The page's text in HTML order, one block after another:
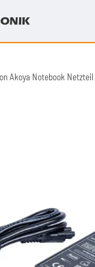
Akoya Notebook Netzteil